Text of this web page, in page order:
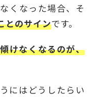
くなった場合、そ
とのサインです。
けなくなるのが、
にはどうしたらい